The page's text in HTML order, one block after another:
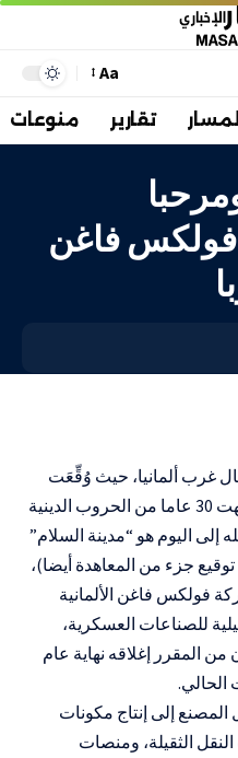
Aa
المسار تقارير منوعات
فولكس فاغن
غرب ألمانيا، حيث وُقِّعَت
عام 1648 معاهدةُ وستفاليا التي أنهت 30 عاما من الحروب الدينية
إلى اليوم هو “مدينة السلام”
جزء من المعاهدة أيضا)،
فولكس فاغن الألمانية
للصناعات العسكرية،
موظف، وكان من المقرر إغلاقه نهاية عام
المصنع إلى إنتاج مكونات
الثقيلة، ومنصات